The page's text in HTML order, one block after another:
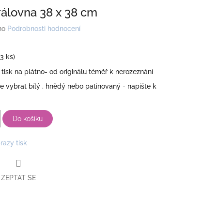
38 x 38 cm
Podrobnosti hodnocení
ks)
na plátno- od originálu téměř k nerozeznání
vybrat bílý , hnědý nebo patinovaný - napište k
Do košíku
tisk
ZEPTAT SE